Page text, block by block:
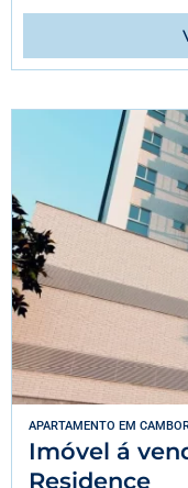
APARTAMENTO EM
Imóvel á
Residence